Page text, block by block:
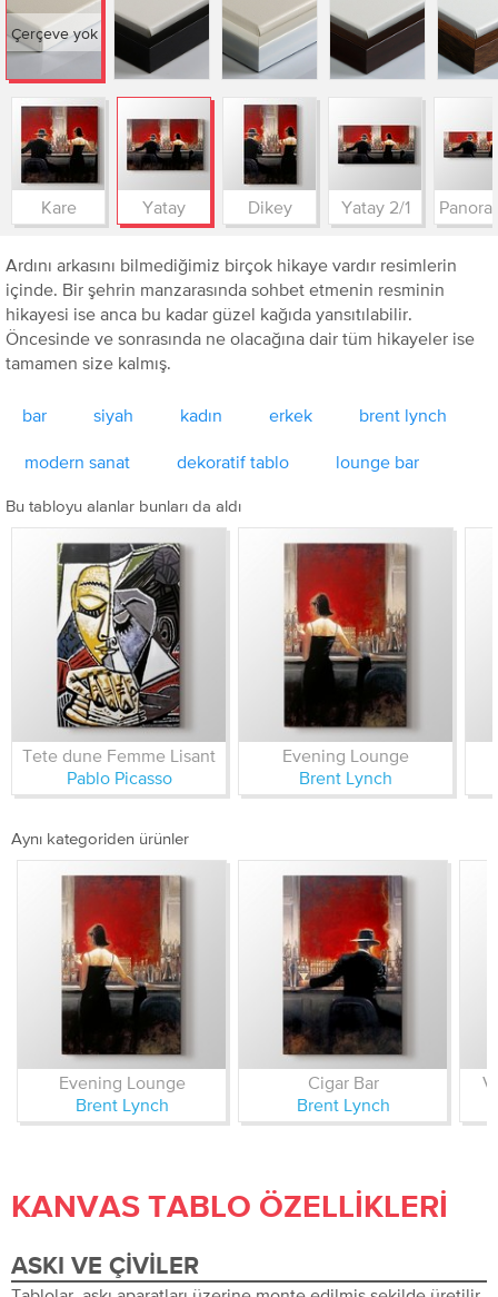
Çerçeve yok
Kare Yatay Dikey Yatay 2/1
Ardını arkasını bilmediğimiz birçok hikaye vardır resimlerin
içinde. Bir şehrin manzarasında sohbet etmenin resminin
hikayesi ise anca bu kadar güzel kağıda yansıtılabilir.
Öncesinde ve sonrasında ne olacağına dair tüm hikayeler ise
tamamen size kalmış.
bar siyah kadın erkek brent lynch
modern sanat dekoratif tablo lounge bar
Bu tabloyu alanlar bunları da aldı
Tete dune Femme Lisant
Pablo Picasso
Evening Lounge
Brent Lynch
Aynı kategoriden ürünler
Evening Lounge
Brent Lynch
Cigar Bar
Brent Lynch
KANVAS TABLO ÖZELLIKLERI
ASKI VE ÇIVILER